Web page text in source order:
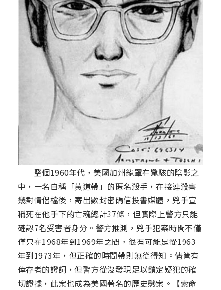
整個1960年代，美國加州籠罩在驚駭的陰影之
中，一名自稱「黃道帶」的匿名殺手，在接連殺害
幾對情侶檔後，寄出數封密碼信投書媒體，兇手宣
稱死在他手下的亡魂總計37條，但實際上警方只能
確認7名受害者身分。警方推測，兇手犯案時間不僅
僅只在1968年到1969年之間，很有可能是從1963
年到1973年，但正確的時間帶則無從得知。儘管有
倖存者的證詞，但警方從沒發現足以鎖定疑犯的確
切證據，此案也成為美國著名的歷史懸案。【索命